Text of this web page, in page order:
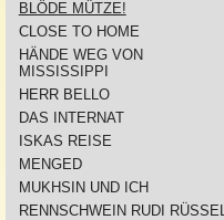
BLÖDE MÜTZE!
CLOSE TO HOME
HÄNDE WEG VON
MISSISSIPPI
HERR BELLO
DAS INTERNAT
ISKAS REISE
MENGED
MUKHSIN UND ICH
RENNSCHWEIN RUDI RÜSSEL